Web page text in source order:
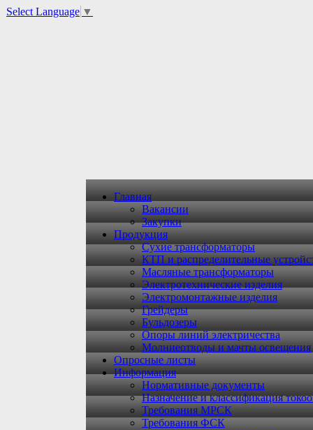
Select Language ▼
Главная
Вакансии
Закупки
Продукция
Сухие трансформаторы
КТП и распределительные
Масляные трансформаторы
Электротехнические изделия
Электромонтажные изделия
Грейдеры
Бульдозеры
Опоры линий электричества
Молниеотводы и мачты освещения
Опросные листы
Информация
Нормативные документы
Назначение и классификация
Требования МРСК
Требования ФСК